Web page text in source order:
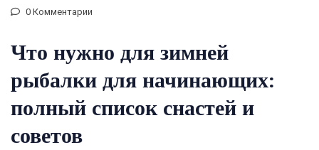
0 Комментарии
Что нужно для зимней
рыбалки для начинающих:
полный список снастей и
советов